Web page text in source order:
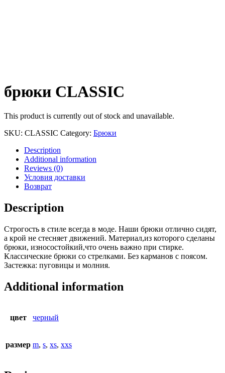
брюки CLASSIC
This product is currently out of stock and unavailable.
SKU: CLASSIC Category: Брюки
Description
Additional information
Reviews (0)
Условия доставки
Возврат
Description
Строгость в стиле всегда в моде. Наши брюки отлично сидят,
а крой не стесняет движений. Материал,из которого сделаны
брюки, износостойкий,что очень важно при стирке.
Классические брюки со стрелками. Без карманов с поясом.
Застежка: пуговицы и молния.
Additional information
цвет черный
размер m, s, xs, xxs